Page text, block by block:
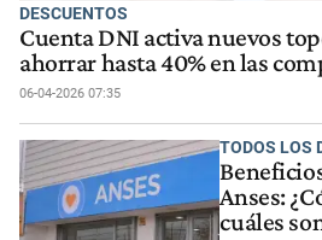
DESCUENTOS
Cuenta DNI activa nuevos
ahorrar hasta 40% en las
06-04-2026 07:35
TODOS LOS
Anses:
cuáles